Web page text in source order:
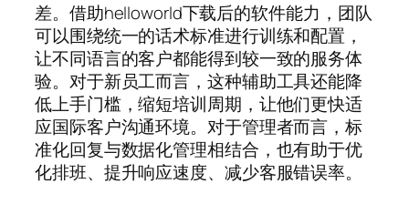
差。借助helloworld下载后的软件能力，团队
可以围绕统一的话术标准进行训练和配置，
让不同语言的客户都能得到较一致的服务体
验。对于新员工而言，这种辅助工具还能降
低上手门槛，缩短培训周期，让他们更快适
应国际客户沟通环境。对于管理者而言，标
准化回复与数据化管理相结合，也有助于优
化排班、提升响应速度、减少客服错误率。